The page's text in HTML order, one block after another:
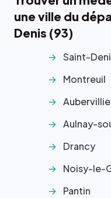
une ville du
Denis (93)
Saint-
Montreuil
Aulnay-
Drancy
Noisy-le-
Pantin